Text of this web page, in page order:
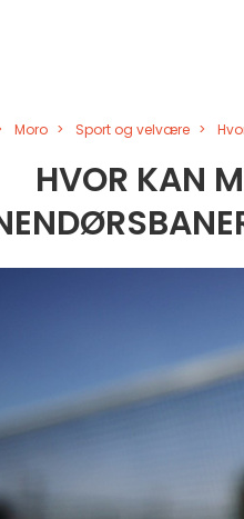
Moro Sport og velvære
HVOR KAN